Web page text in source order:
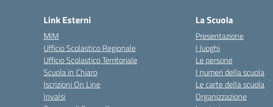
Link Esterni
MIM
Ufficio Scolastico Regionale
Ufficio Scolastico Territoriale
Scuola in Chiaro
Iscrizioni On Line
Invalsi
La Scuola
Presentazione
I luoghi
Le persone
I numeri della scuola
Le carte della scuola
Organizzazione